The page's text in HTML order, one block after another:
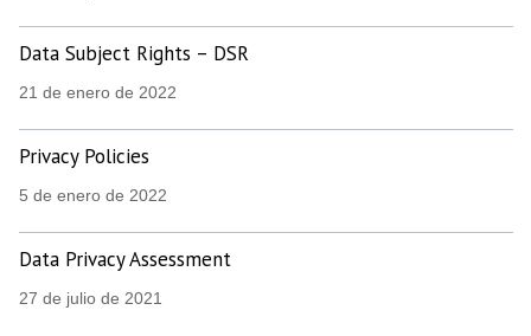
Data Subject Rights – DSR
21 de enero de 2022
Privacy Policies
5 de enero de 2022
Data Privacy Assessment
27 de julio de 2021